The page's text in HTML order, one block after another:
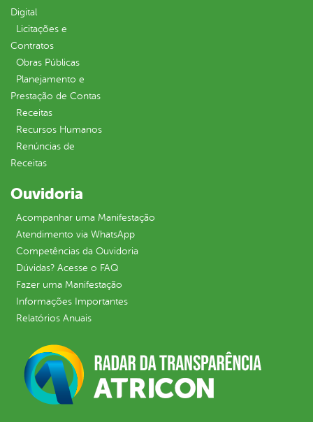
Digital
Licitações e
Contratos
Obras Públicas
Planejamento e
Prestação de Contas
Receitas
Recursos Humanos
Renúncias de
Receitas
Ouvidoria
Acompanhar uma Manifestação
Atendimento via WhatsApp
Competências da Ouvidoria
Dúvidas? Acesse o FAQ
Fazer uma Manifestação
Informações Importantes
Relatórios Anuais